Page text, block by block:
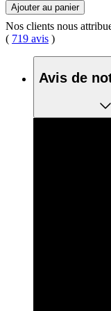
Ajouter au panier
Nos clients nous
( 719 avis )
Avis de